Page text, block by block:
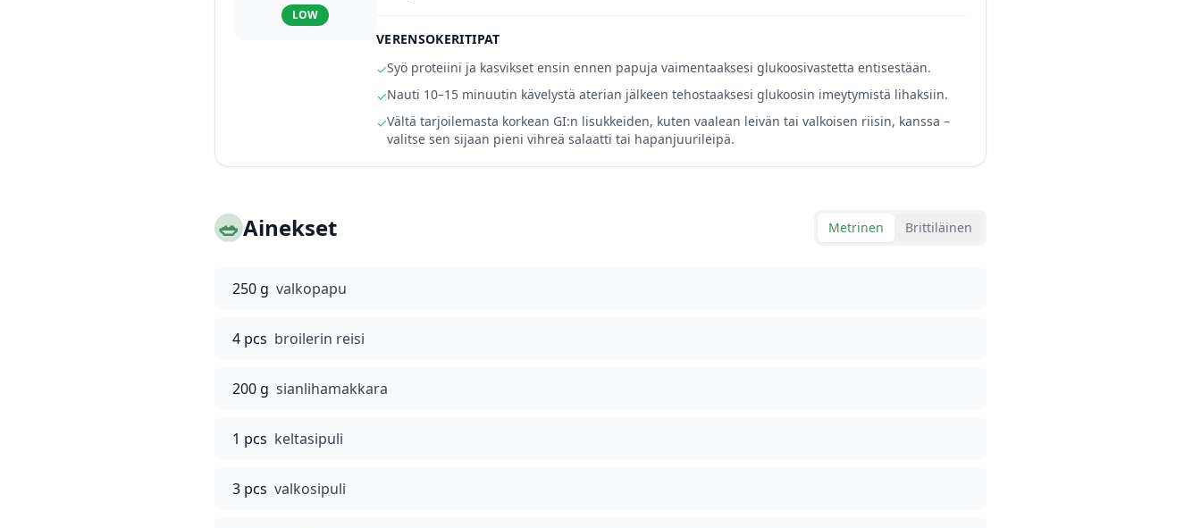
LOW
VERENSOKERITIPAT
✓Syö proteiini ja kasvikset ensin ennen papuja vaimentaaksesi glukoosivastetta entisestään.
✓Nauti 10–15 minuutin kävelystä aterian jälkeen tehostaaksesi glukoosin imeytymistä lihaksiin.
✓Vältä tarjoilemasta korkean GI:n lisukkeiden, kuten vaalean leivän tai valkoisen riisin, kanssa –
valitse sen sijaan pieni vihreä salaatti tai hapanjuurileipä.
🥗Ainekset Metrinen Brittiläinen
250 g valkopapu
4 pcs broilerin reisi
200 g sianlihamakkara
1 pcs keltasipuli
3 pcs valkosipuli